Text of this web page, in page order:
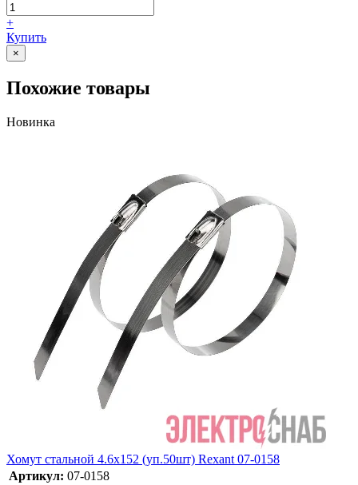
+
Купить
×
Похожие товары
Новинка
Хомут стальной 4.6х152 (уп.50шт) Rexant 07-0158
Артикул: 07-0158